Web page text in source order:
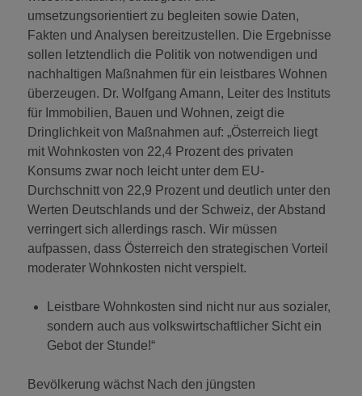
umsetzungsorientiert zu begleiten sowie Daten,
Fakten und Analysen bereitzustellen. Die Ergebnisse
sollen letztendlich die Politik von notwendigen und
nachhaltigen Maßnahmen für ein leistbares Wohnen
überzeugen. Dr. Wolfgang Amann, Leiter des Instituts
für Immobilien, Bauen und Wohnen, zeigt die
Dringlichkeit von Maßnahmen auf: „Österreich liegt
mit Wohnkosten von 22,4 Prozent des privaten
Konsums zwar noch leicht unter dem EU-
Durchschnitt von 22,9 Prozent und deutlich unter den
Werten Deutschlands und der Schweiz, der Abstand
verringert sich allerdings rasch. Wir müssen
aufpassen, dass Österreich den strategischen Vorteil
moderater Wohnkosten nicht verspielt.
Leistbare Wohnkosten sind nicht nur aus sozialer,
sondern auch aus volkswirtschaftlicher Sicht ein
Gebot der Stunde!“
Bevölkerung wächst Nach den jüngsten